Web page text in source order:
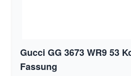
Gucci GG 3673 WR9 53
Fassung